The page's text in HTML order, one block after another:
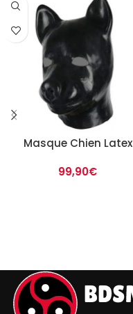
Masque Chien Latex
99,90€